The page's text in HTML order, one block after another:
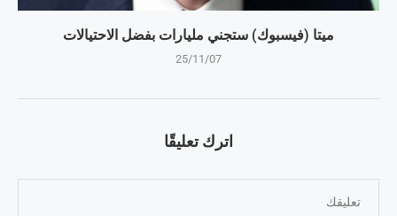
ميتا (فيسبوك) ستجني مليارات بفضل الاحتيالات
25/11/07
اترك تعليقًا